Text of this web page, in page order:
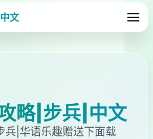
文
略|步兵|中文
兵|华语乐趣赠送下面载